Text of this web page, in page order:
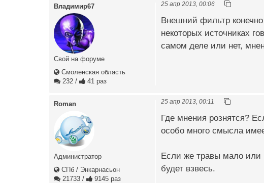
Владимир67
Свой на форуме
Смоленская область
232 / 41 раз
25 апр 2013, 00:06
Внешний фильтр конечно
некоторых источниках
самом деле или нет,
Roman
Администратор
СПб / Энкарнасьон
21733 / 9145 раз
25 апр 2013, 00:11
Где мнения рознятся?
особо много смысла
Если же травы мало или
будет взвесь.